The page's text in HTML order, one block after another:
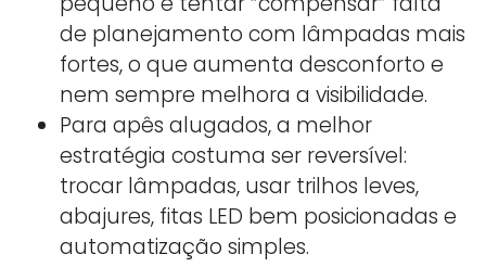
de planejamento com lâmpadas mais
fortes, o que aumenta desconforto e
nem sempre melhora a visibilidade.
Para apês alugados, a melhor
estratégia costuma ser reversível:
trocar lâmpadas, usar trilhos leves,
abajures, fitas LED bem posicionadas e
automatização simples.